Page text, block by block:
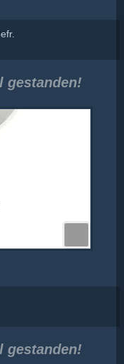
gestanden!
gestanden!